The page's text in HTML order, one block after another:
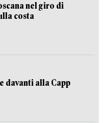
nel giro di
costa
davanti alla Capp